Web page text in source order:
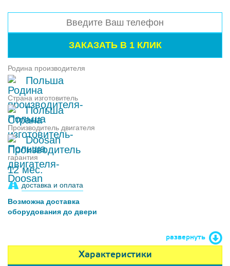
Родина производителя
Польша
Страна изготовитель
Польша
Производитель двигателя
Doosan
гарантия
12 мес.
доставка и оплата
Возможна доставка
оборудования до двери
развернуть
Характеристики